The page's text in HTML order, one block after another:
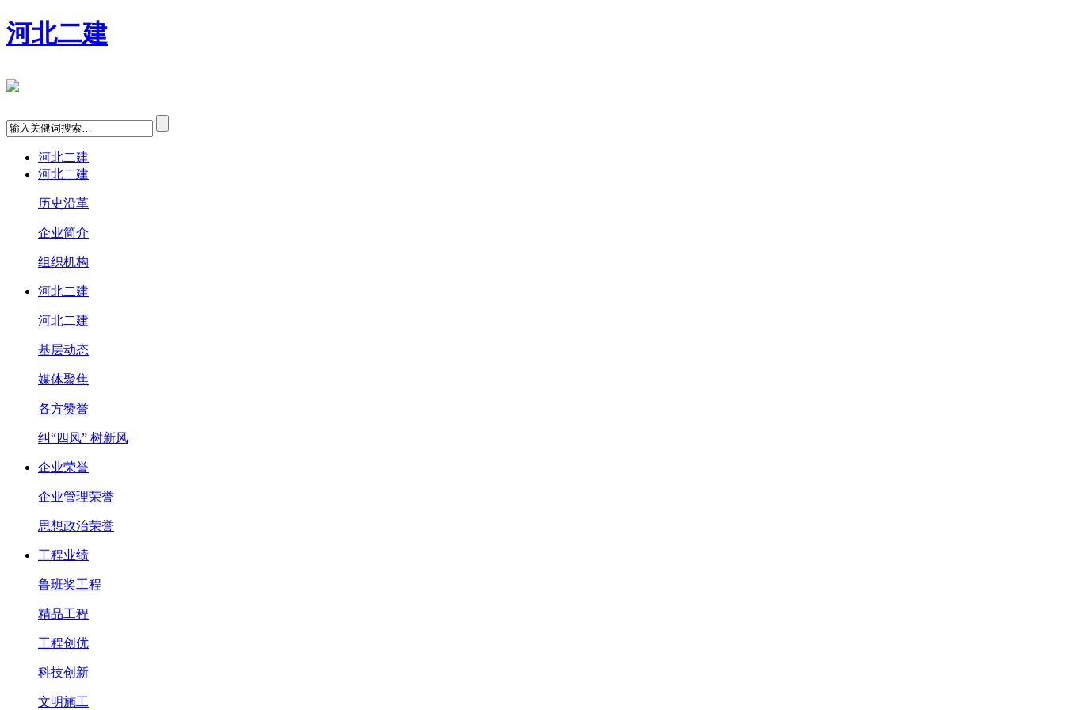
河北二建
河北二建
河北二建
历史沿革
企业简介
组织机构
河北二建
河北二建
基层动态
媒体聚焦
各方赞誉
纠“四风” 树新风
企业荣誉
企业管理荣誉
思想政治荣誉
工程业绩
鲁班奖工程
精品工程
工程创优
科技创新
文明施工